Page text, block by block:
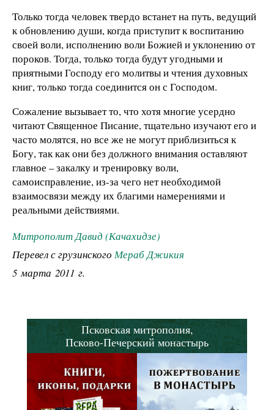
Только тогда человек твердо встанет на путь, ведущий
к обновлению души, когда приступит к воспитанию
своей воли, исполнению воли Божией и уклонению от
пороков. Тогда, только тогда будут угодными и
приятными Господу его молитвы и чтения духовных
книг, только тогда соединится он с Господом.
Сожаление вызывает то, что хотя многие усердно
читают Священное Писание, тщательно изучают его и
часто молятся, но все же не могут приблизиться к
Богу, так как они без должного внимания оставляют
главное – закалку и тренировку воли,
самоисправление, из-за чего нет необходимой
взаимосвязи между их благими намерениями и
реальными действиями.
Митрополит Давид (Качахидзе)
Перевел с грузинского Мераб Джикия
5 марта 2011 г.
Псковская митрополия,
Псково-Печерский монастырь